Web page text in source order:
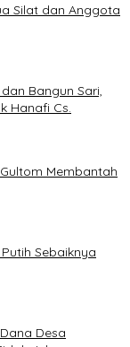
Silat dan Anggota
Bangun Sari,
Hanafi Cs.
Membantah
Sebaiknya
Desa